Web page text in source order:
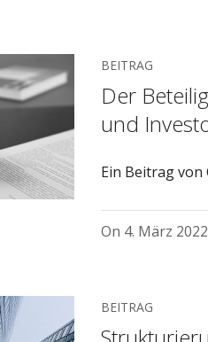
BEITRAG
Der
und
Ein Beitrag von
On 4. März 2022
BEITRAG